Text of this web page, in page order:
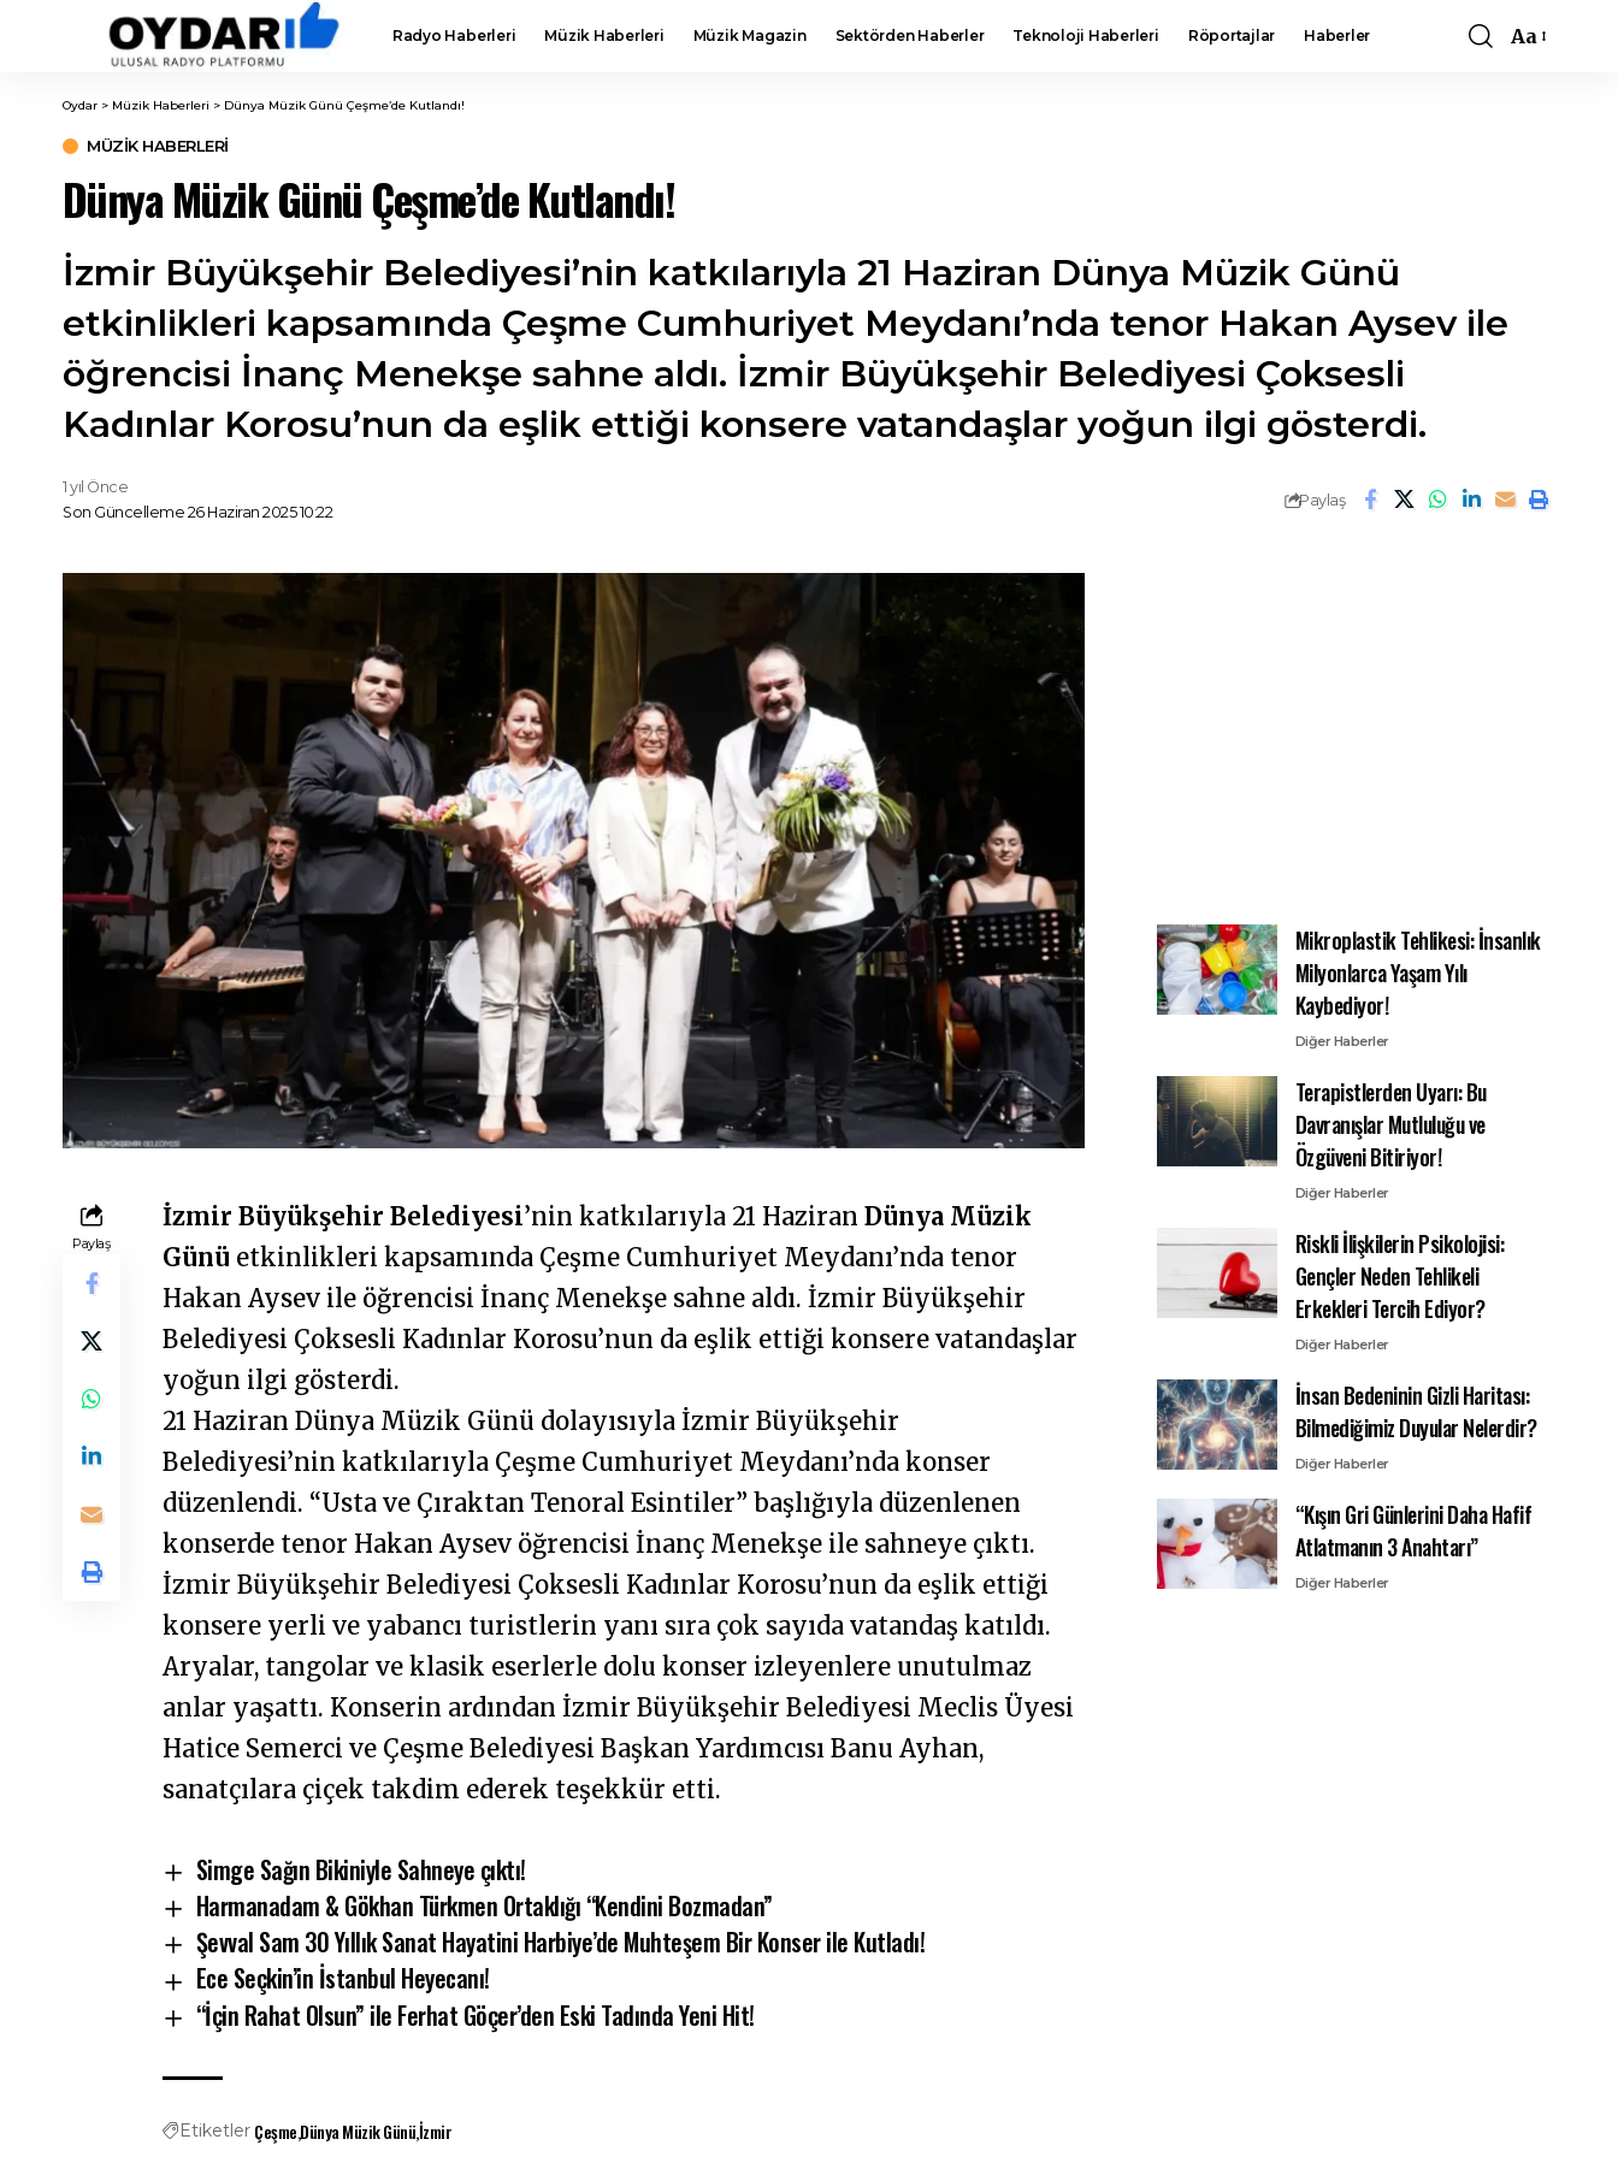
Radyo Haberleri Müzik Haberleri Müzik Magazin Sektörden Haberler Teknoloji Haberleri Röportajlar Haberler
Font
Aa
Oydar > Müzik Haberleri > Dünya Müzik Günü Çeşme’de Kutlandı!
MÜZIK HABERLERI
Dünya Müzik Günü Çeşme’de Kutlandı!
İzmir Büyükşehir Belediyesi’nin katkılarıyla 21 Haziran Dünya Müzik Günü
etkinlikleri kapsamında Çeşme Cumhuriyet Meydanı’nda tenor Hakan Aysev ile
öğrencisi İnanç Menekşe sahne aldı. İzmir Büyükşehir Belediyesi Çoksesli
Kadınlar Korosu’nun da eşlik ettiği konsere vatandaşlar yoğun ilgi gösterdi.
Son Güncelleme 26 Haziran 2025 10:22
1 yıl Önce
Paylaş
Paylaş
İzmir Büyükşehir Belediyesi’nin katkılarıyla 21 HaziranDünya Müzik
Günü etkinlikleri kapsamında Çeşme Cumhuriyet Meydanı’nda tenor
Hakan Aysev ile öğrencisi İnanç Menekşe sahne aldı. İzmir Büyükşehir
Belediyesi Çoksesli Kadınlar Korosu’nun da eşlik ettiği konsere vatandaşlar
yoğun ilgi gösterdi.
21 Haziran Dünya Müzik Günü dolayısıyla İzmir Büyükşehir
Belediyesi’nin katkılarıyla Çeşme Cumhuriyet Meydanı’nda konser
düzenlendi. “Usta ve Çıraktan Tenoral Esintiler” başlığıyla düzenlenen
konserde tenor Hakan Aysev öğrencisi İnanç Menekşe ile sahneye çıktı.
İzmir Büyükşehir Belediyesi Çoksesli Kadınlar Korosu’nun da eşlik ettiği
konsere yerli ve yabancı turistlerin yanı sıra çok sayıda vatandaş katıldı.
Aryalar, tangolar ve klasik eserlerle dolu konser izleyenlere unutulmaz
anlar yaşattı. Konserin ardından İzmir Büyükşehir Belediyesi Meclis Üyesi
Hatice Semerci ve Çeşme Belediyesi Başkan Yardımcısı Banu Ayhan,
sanatçılara çiçek takdim ederek teşekkür etti.
Simge Sağın Bikiniyle Sahneye çıktı!
Harmanadam & Gökhan Türkmen Ortaklığı “Kendini Bozmadan”
Şevval Sam 30 Yıllık Sanat Hayatini Harbiye’de Muhteşem Bir Konser ile Kutladı!
Ece Seçkin’in İstanbul Heyecanı!
“İçin Rahat Olsun” ile Ferhat Göçer’den Eski Tadında Yeni Hit!
Etiketler ÇeşmeDünya Müzik Günüİzmir
Mikroplastik Tehlikesi: İnsanlık
Milyonlarca Yaşam Yılı
Kaybediyor!
Diğer Haberler
Terapistlerden Uyarı: Bu
Davranışlar Mutluluğu ve
Özgüveni Bitiriyor!
Diğer Haberler
Riskli İlişkilerin Psikolojisi:
Gençler Neden Tehlikeli
Erkekleri Tercih Ediyor?
Diğer Haberler
İnsan Bedeninin Gizli Haritası:
Bilmediğimiz Duyular Nelerdir?
Diğer Haberler
“Kışın Gri Günlerini Daha Hafif
Atlatmanın 3 Anahtarı”
Diğer Haberler